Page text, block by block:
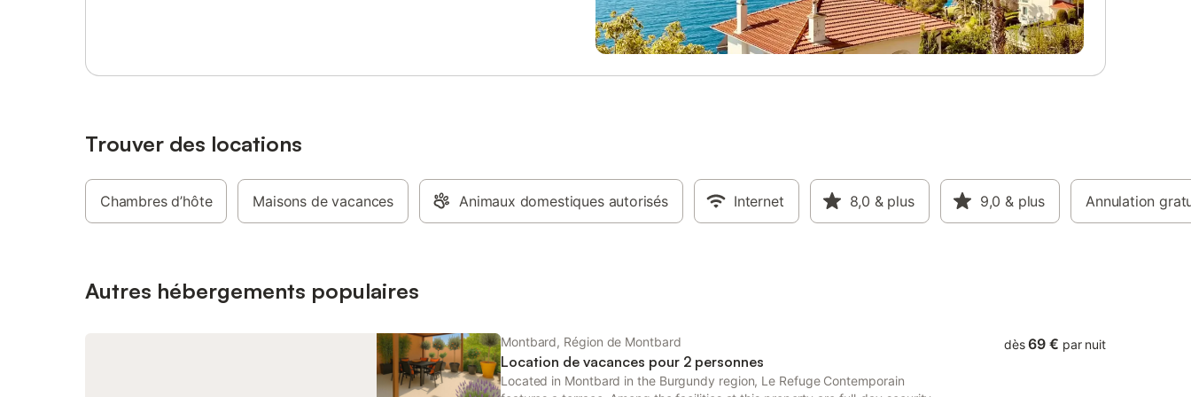
disposition. Un petit espace extérieur
clés. Vous disposez de quoi prendre une
boisson chaude (thé, café...), sans frais
supplémentaires. Notre régions offrant de
restaurants accessibles
Trouver des locations
Chambres d’hôte Maisons de vacances Animaux domestiques autorisés Internet 8,0 & plus 9,0 & plus Annulation
Autres hébergements populaires
Montbard, Région de Montbard
Location de vacances pour 2 personnes
Located in Montbard in the Burgundy region, Le Refuge Contemporain
dès 69 € par nuit